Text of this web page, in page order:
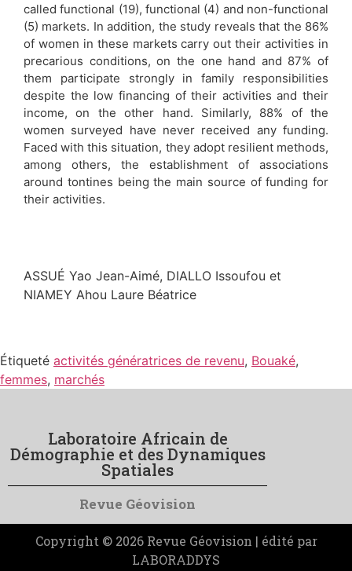
called functional (19), functional (4) and non-functional
(5) markets. In addition, the study reveals that the 86%
of women in these markets carry out their activities in
precarious conditions, on the one hand and 87% of
them participate strongly in family responsibilities
despite the low financing of their activities and their
income, on the other hand. Similarly, 88% of the
women surveyed have never received any funding.
Faced with this situation, they adopt resilient methods,
among others, the establishment of associations
around tontines being the main source of funding for
their activities.
ASSUÉ Yao Jean-Aimé, DIALLO Issoufou et
NIAMEY Ahou Laure Béatrice
Étiqueté activités génératrices de revenu, Bouaké,
femmes, marchés
Laboratoire Africain de
Démographie et des Dynamiques
Spatiales
Revue Géovision
Copyright © 2026 Revue Géovision | édité par
LABORADDYS